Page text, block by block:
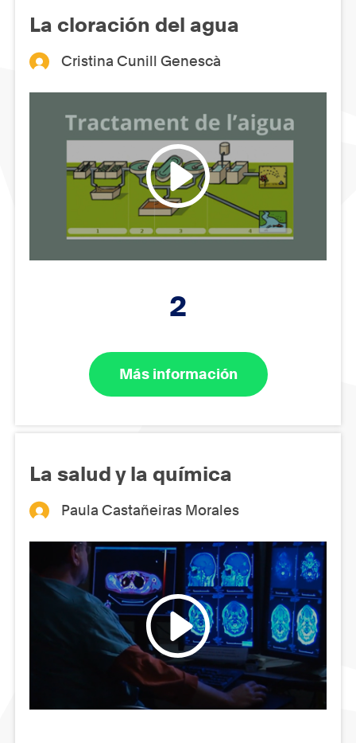
La cloración del agua
Cristina Cunill Genescà
2
Más información
La salud y la química
Paula Castañeiras Morales